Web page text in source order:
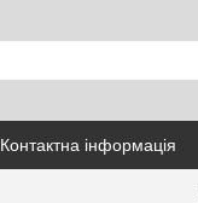
Контактна інформація